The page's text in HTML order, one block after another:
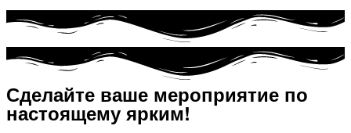
Сделайте ваше мероприятие по
настоящему ярким!​